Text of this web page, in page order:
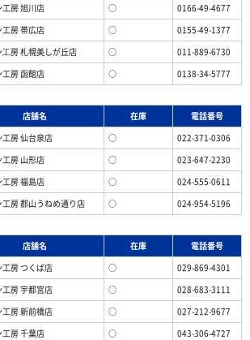
房 旭川店 ○
0166-49-4677
房 帯広店 ○
0155-49-1377
房 札幌美しが丘店 ○
011-889-6730
房 函館店 ○ 0138-34-5777
店舗名 在庫
電話番号
房 仙台泉店 ○
022-371-0306
房 山形店 ○
023-647-2230
房 福島店 ○
024-555-0611
房 郡山うねめ通り店 ○ 024-954-5196
店舗名 在庫
電話番号
房 つくば店 ○
029-869-4301
房 宇都宮店 ○
028-683-3111
房 新前橋店 ○
027-212-9677
房 千葉店 ○
043-306-4727